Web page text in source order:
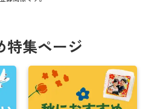
特集ページ